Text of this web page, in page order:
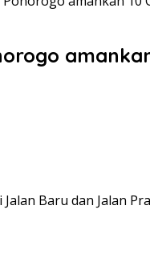
Jalan Baru dan Jalan